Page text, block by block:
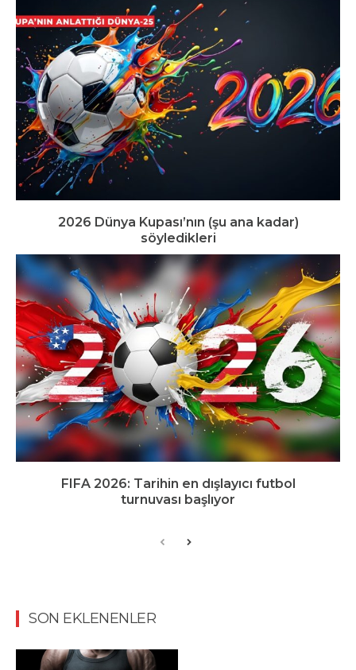
2026 Dünya Kupası’nın (şu ana kadar)
söyledikleri
FIFA 2026: Tarihin en dışlayıcı futbol
turnuvası başlıyor
SON EKLENENLER